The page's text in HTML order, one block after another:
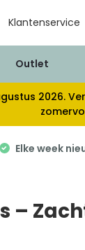
Klantenservice
Outlet
2026.
Elke week
–